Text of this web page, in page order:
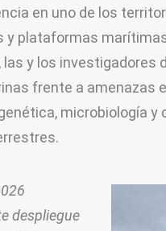
en uno de los
plataformas
y los investigadores
frente a amenazas
microbiología y
despliegue